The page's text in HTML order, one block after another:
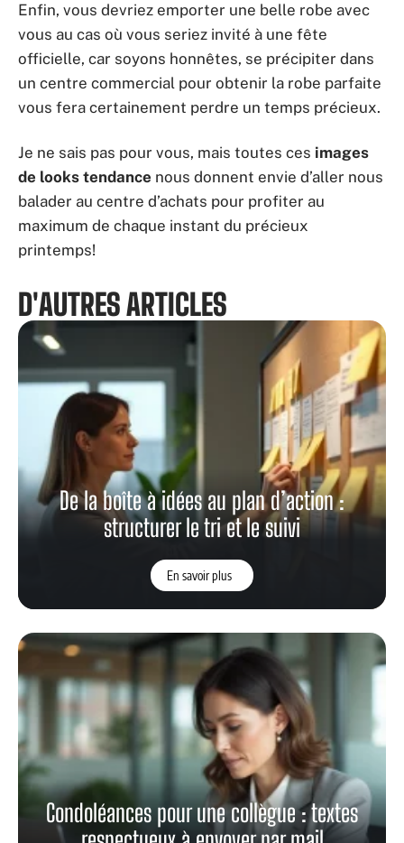
Enfin, vous devriez emporter une belle robe avec
vous au cas où vous seriez invité à une fête
officielle, car soyons honnêtes, se précipiter dans
un centre commercial pour obtenir la robe parfaite
vous fera certainement perdre un temps précieux.
Je ne sais pas pour vous, mais toutes ces images
de looks tendance nous donnent envie d’aller nous
balader au centre d’achats pour profiter au
maximum de chaque instant du précieux
printemps!
D'AUTRES ARTICLES
De la boîte à idées au plan d’action :
structurer le tri et le suivi
En savoir plus
Condoléances pour une collègue : textes